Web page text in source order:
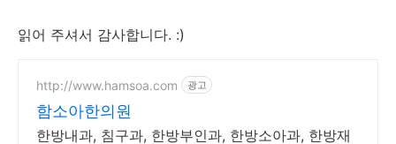
읽어 주셔서 감사합니다. :)
http://www.hamsoa.com 광고
함소아한의원
한방내과, 침구과, 한방부인과, 한방소아과, 한방재